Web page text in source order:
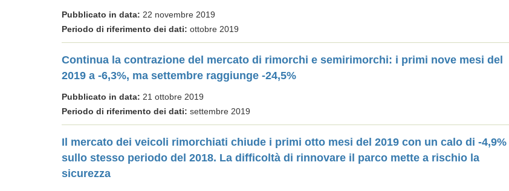
Pubblicato in data: 22 novembre 2019
Periodo di riferimento dei dati: ottobre 2019
Continua la contrazione del mercato di rimorchi e semirimorchi: i primi nove mesi del
2019 a -6,3%, ma settembre raggiunge -24,5%
Pubblicato in data: 21 ottobre 2019
Periodo di riferimento dei dati: settembre 2019
Il mercato dei veicoli rimorchiati chiude i primi otto mesi del 2019 con un calo di -4,9%
sullo stesso periodo del 2018. La difficoltà di rinnovare il parco mette a rischio la
sicurezza